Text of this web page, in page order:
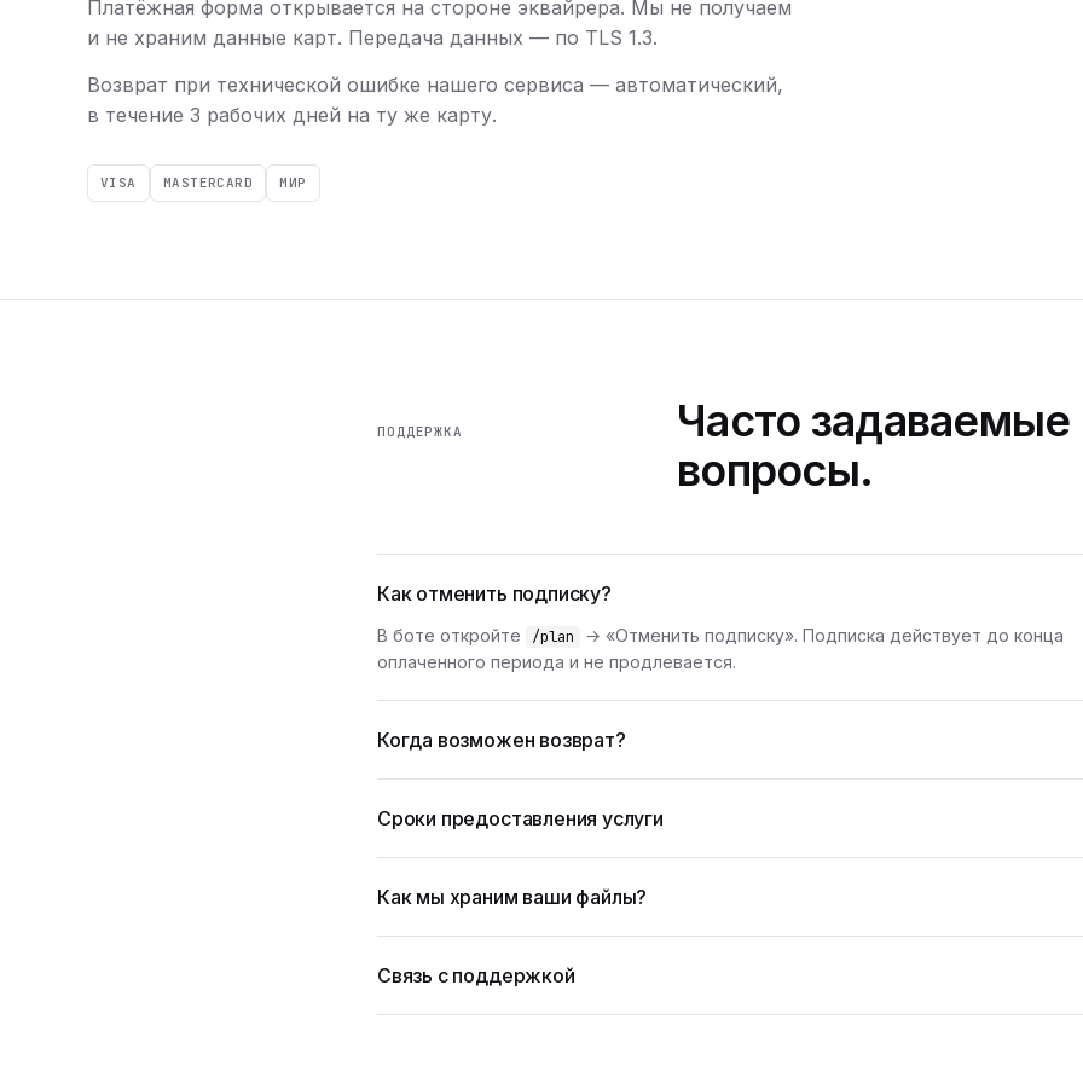
Платёжная форма открывается на стороне эквайрера. Мы не получаем
и не храним данные карт. Передача данных — по TLS 1.3.
Возврат при технической ошибке нашего сервиса — автоматический,
в течение 3 рабочих дней на ту же карту.
VISA MASTERCARD МИР
ПОДДЕРЖКА
Часто задаваемые
вопросы.
Как отменить подписку?
В боте откройте /plan
→ «Отменить подписку». Подписка действует до конца
оплаченного периода и не продлевается.
Когда возможен возврат?
Сроки предоставления услуги
Как мы храним ваши файлы?
Связь с поддержкой